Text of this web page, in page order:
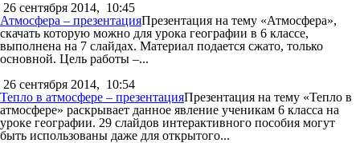
26 сентября 2014, 10:45
Атмосфера – презентацияПрезентация на тему «Атмосфера»,
скачать которую можно для урока географии в 6 классе,
выполнена на 7 слайдах. Материал подается сжато, только
основной. Цель работы –...
26 сентября 2014, 10:54
Тепло в атмосфере – презентацияПрезентация на тему «Тепло в
атмосфере» раскрывает данное явление ученикам 6 класса на
уроке географии. 29 слайдов интерактивного пособия могут
быть использованы даже для открытого...